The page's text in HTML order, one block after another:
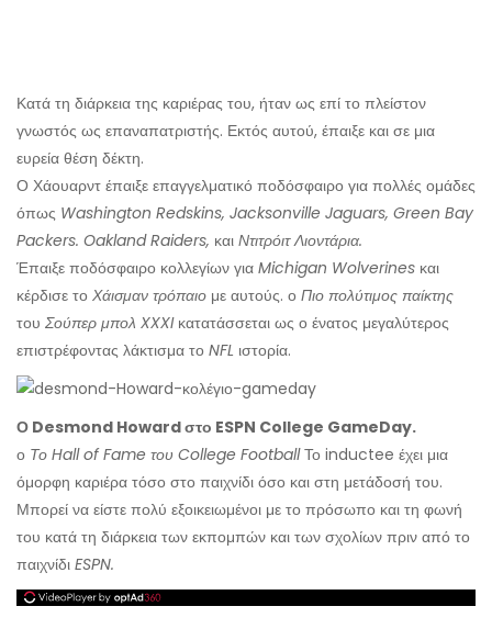
Κατά τη διάρκεια της καριέρας του, ήταν ως επί το πλείστον
γνωστός ως επαναπατριστής. Εκτός αυτού, έπαιξε και σε μια
ευρεία θέση δέκτη.
Ο Χάουαρντ έπαιξε επαγγελματικό ποδόσφαιρο για πολλές ομάδες
όπως Washington Redskins, Jacksonville Jaguars, Green Bay
Packers. Oakland Raiders, και Ντιτρόιτ Λιοντάρια.
Έπαιξε ποδόσφαιρο κολλεγίων για Michigan Wolverines και
κέρδισε το Χάισμαν τρόπαιο με αυτούς. ο Πιο πολύτιμος παίκτης
του Σούπερ μπολ XXXIκατατάσσεται ως ο ένατος μεγαλύτερος
επιστρέφοντας λάκτισμα το NFL ιστορία.
Ο Desmond Howard στο ESPN College GameDay.
ο Το Hall of Fame του College FootballΤο inductee έχει μια
όμορφη καριέρα τόσο στο παιχνίδι όσο και στη μετάδοσή του.
Μπορεί να είστε πολύ εξοικειωμένοι με το πρόσωπο και τη φωνή
του κατά τη διάρκεια των εκπομπών και των σχολίων πριν από το
παιχνίδι ESPN.